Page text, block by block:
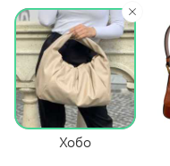
Хобо